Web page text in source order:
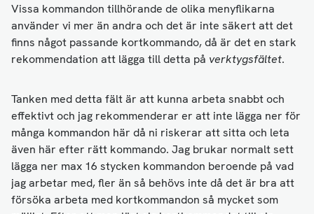
Vissa kommandon tillhörande de olika menyflikarna
använder vi mer än andra och det är inte säkert att det
finns något passande kortkommando, då är det en stark
rekommendation att lägga till detta på verktygsfältet.
Tanken med detta fält är att kunna arbeta snabbt och
effektivt och jag rekommenderar er att inte lägga ner för
många kommandon här då ni riskerar att sitta och leta
även här efter rätt kommando. Jag brukar normalt sett
lägga ner max 16 stycken kommandon beroende på vad
jag arbetar med, fler än så behövs inte då det är bra att
försöka arbeta med kortkommandon så mycket som